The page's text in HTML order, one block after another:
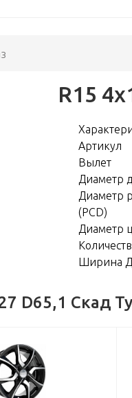
R15
Артикул
Вылет
Диаметр
Диаметр
(PCD)
Диаметр
Ширина
D65,1 Скад